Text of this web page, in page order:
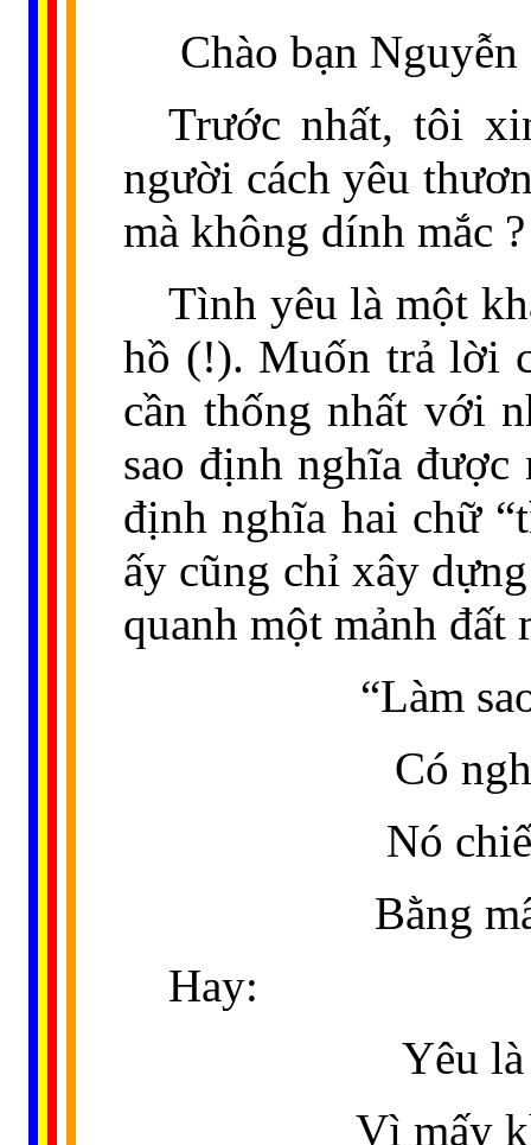
Chào bạn
Trước nhất, tôi
người cách yêu
mà không dính mắc ?
Tình yêu là một
hồ (!). Muốn trả lời
cần thống nhất với
sao định nghĩa
định nghĩa hai chữ
ấy cũng chỉ xây
quanh một mảnh
“Làm
Có
Nó
Bằng
Hay:
Yêu
Vì mấy